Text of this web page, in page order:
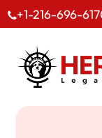
+1-216-696-